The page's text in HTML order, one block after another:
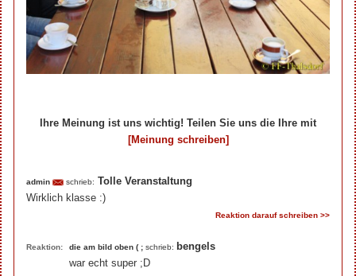
Ihre Meinung ist uns wichtig! Teilen Sie uns die Ihre mit
[Meinung schreiben]
admin schrieb: Tolle Veranstaltung
Wirklich klasse :)
Reaktion darauf schreiben >>
Reaktion: die am bild oben ( ; schrieb: bengels
war echt super ;D